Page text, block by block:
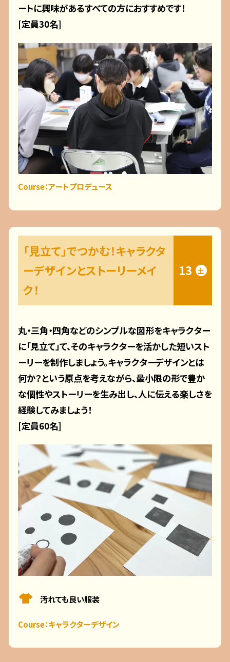
ートに興味があるすべての方におすすめです！
[定員30名]
Course：アートプロデュース
「見立て」でつかむ！キャラクタ
ーデザインとストーリーメイ
ク！
13 土
丸・三角・四角などのシンプルな図形をキャラクター
に「見立て」て、そのキャラクターを活かした短いスト
ーリーを制作しましょう。キャラクターデザインとは
何か？という原点を考えながら、最小限の形で豊か
な個性やストーリーを生み出し、人に伝える楽しさを
経験してみましょう！
[定員60名]
汚れても良い服装
Course：キャラクターデザイン